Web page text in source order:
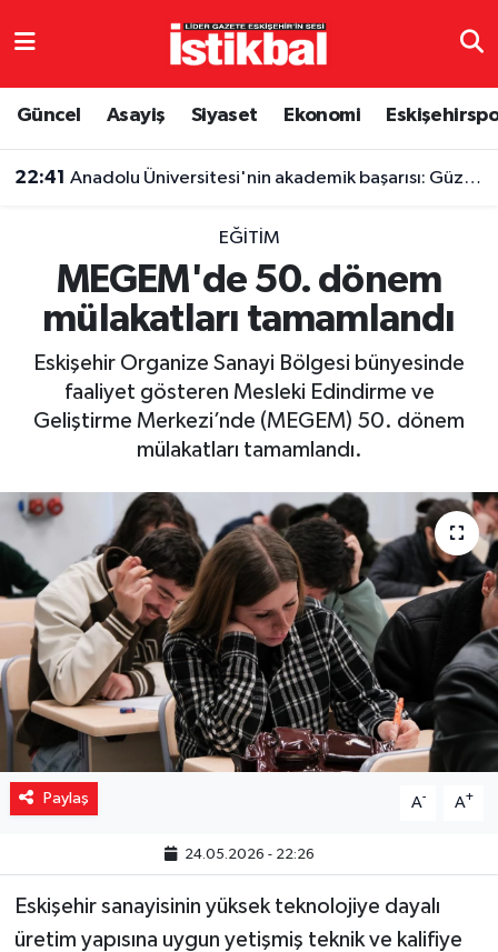
Güncel Asayiş Siyaset Ekonomi
22:41 Anadolu Üniversitesi'nin akademik başarısı: Güzel Sanatlar Fakültesi büyük destekçisi
EĞITIM
MEGEM'de 50. dönem
mülakatları tamamlandı
Eskişehir Organize Sanayi Bölgesi bünyesinde
faaliyet gösteren Mesleki Edindirme ve
Geliştirme Merkezi’nde (MEGEM) 50. dönem
mülakatları tamamlandı.
Paylaş A- A+
24.05.2026 - 22:26
Eskişehir sanayisinin yüksek teknolojiye dayalı
üretim yapısına uygun yetişmiş teknik ve kalifiye
Eskişehirspor
Spor
Eğitim
Ekonomi
Yaşam
Resmi ilanlar
Eskişehir Nöbetçi Eczaneler
TFF 3.Lig 4.Grup Puan Durumu ve Fikstür
Tüm Manşetler
Son Dakika Haberleri